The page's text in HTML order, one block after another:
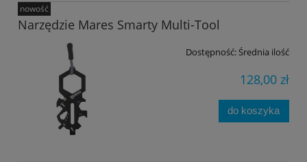
Narzędzie Mares Smarty Multi-Tool
Dostępność:Średnia ilość
128,00 zł
do koszyka
nowość